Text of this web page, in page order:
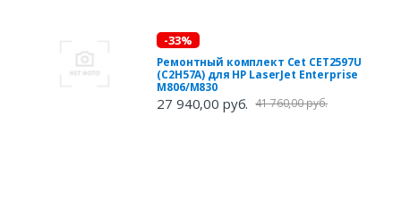
-33%
Ремонтный комплект Cet CET2597U
(C2H57A) для HP LaserJet Enterprise
M806/M830
27 940,00 руб. 41 760,00 руб.